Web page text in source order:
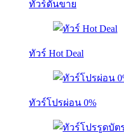
ทัวร์ดันขาย
ทัวร์ Hot Deal
ทัวร์โปรผ่อน 0%